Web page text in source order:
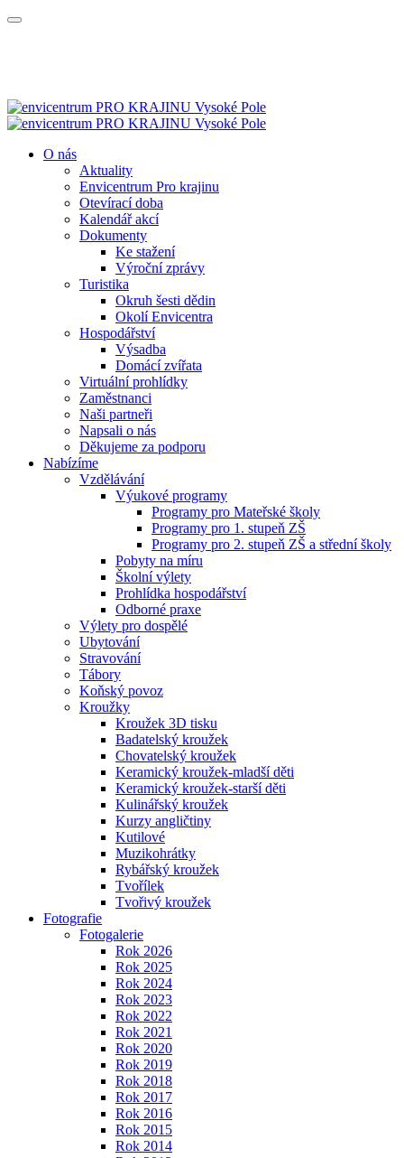
O nás
Aktuality
Envicentrum Pro krajinu
Otevírací doba
Kalendář akcí
Dokumenty
Ke stažení
Výroční zprávy
Turistika
Okruh šesti dědin
Okolí Envicentra
Hospodářství
Výsadba
Domácí zvířata
Virtuální prohlídky
Zaměstnanci
Naši partneři
Napsali o nás
Děkujeme za podporu
Nabízíme
Vzdělávání
Výukové programy
Programy pro Mateřské školy
Programy pro 1. stupeň ZŠ
Programy pro 2. stupeň ZŠ a střední školy
Pobyty na míru
Školní výlety
Prohlídka hospodářství
Odborné praxe
Výlety pro dospělé
Ubytování
Stravování
Tábory
Koňský povoz
Kroužky
Kroužek 3D tisku
Badatelský kroužek
Chovatelský kroužek
Keramický kroužek-mladší děti
Keramický kroužek-starší děti
Kulinářský kroužek
Kurzy angličtiny
Kutilové
Muzikohrátky
Rybářský kroužek
Tvořílek
Tvořivý kroužek
Fotografie
Fotogalerie
Rok 2026
Rok 2025
Rok 2024
Rok 2023
Rok 2022
Rok 2021
Rok 2020
Rok 2019
Rok 2018
Rok 2017
Rok 2016
Rok 2015
Rok 2014